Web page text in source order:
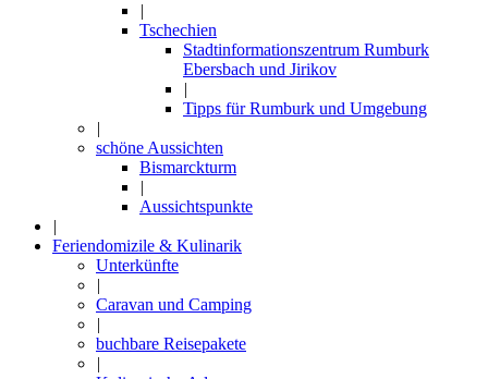
|
Tschechien
Stadtinformationszentrum Rumburk
Ebersbach und Jirikov
|
Tipps für Rumburk und Umgebung
|
schöne Aussichten
Bismarckturm
|
Aussichtspunkte
|
Feriendomizile & Kulinarik
Unterkünfte
|
Caravan und Camping
|
buchbare Reisepakete
|